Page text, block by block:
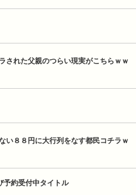
された父親のつらい現実がこちらｗｗ
い８８円に大行列をなす都民コチラｗ
予約受付中タイトル